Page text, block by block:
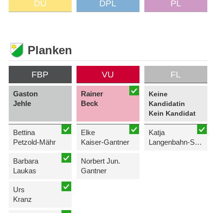
DU DPL PL
Planken
FBP
Gaston
Jehle
Bettina
Petzold-Mähr
Barbara
Laukas
Urs
Kranz
VU
Rainer
Beck
Elke
Kaiser-Gantner
Norbert Jun.
Gantner
FL
Keine
Kandidatin
Kein Kandidat
Katja
Langenbahn-Schremser